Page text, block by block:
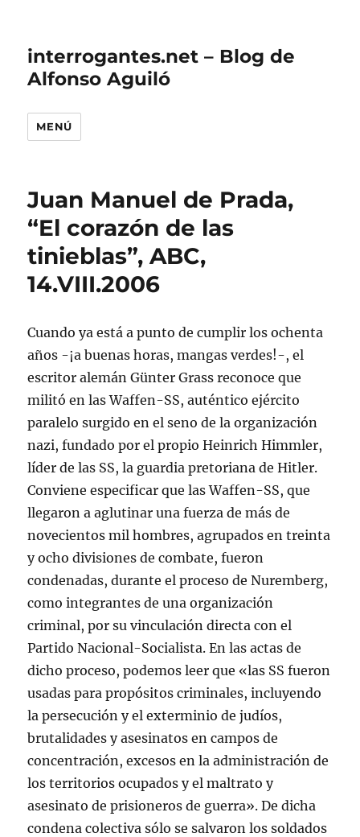
interrogantes.net – Blog de
Alfonso Aguiló
MENÚ
Juan Manuel de Prada,
“El corazón de las
tinieblas”, ABC,
14.VIII.2006
Cuando ya está a punto de cumplir los ochenta
años -¡a buenas horas, mangas verdes!-, el
escritor alemán Günter Grass reconoce que
militó en las Waffen-SS, auténtico ejército
paralelo surgido en el seno de la organización
nazi, fundado por el propio Heinrich Himmler,
líder de las SS, la guardia pretoriana de Hitler.
Conviene especificar que las Waffen-SS, que
llegaron a aglutinar una fuerza de más de
novecientos mil hombres, agrupados en treinta
y ocho divisiones de combate, fueron
condenadas, durante el proceso de Nuremberg,
como integrantes de una organización
criminal, por su vinculación directa con el
Partido Nacional-Socialista. En las actas de
dicho proceso, podemos leer que «las SS fueron
usadas para propósitos criminales, incluyendo
la persecución y el exterminio de judíos,
brutalidades y asesinatos en campos de
concentración, excesos en la administración de
los territorios ocupados y el maltrato y
asesinato de prisioneros de guerra». De dicha
condena colectiva sólo se salvaron los soldados